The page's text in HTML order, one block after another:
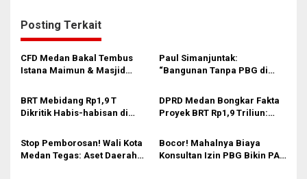
a
s
i
o
Posting Terkait
CFD Medan Bakal Tembus
Istana Maimun & Masjid
Paul Simanjuntak:
“Bangunan Tanpa PBG di
Rumah Mewah Diamuk
Satpol PP
BRT Mebidang Rp1,9 T
Dikritik Habis-habisan di
“Jangan Samakan Jalan Kita
dengan Jakarta, Ini Beda!”
DPRD Medan Bongkar Fakta
Proyek BRT Rp1,9 Triliun:
& Macet Makin Parah
Stop Pemborosan! Wali Kota
Medan Tegas: Aset Daerah
Bocor! Mahalnya Biaya
Konsultan Izin PBG Bikin PAD